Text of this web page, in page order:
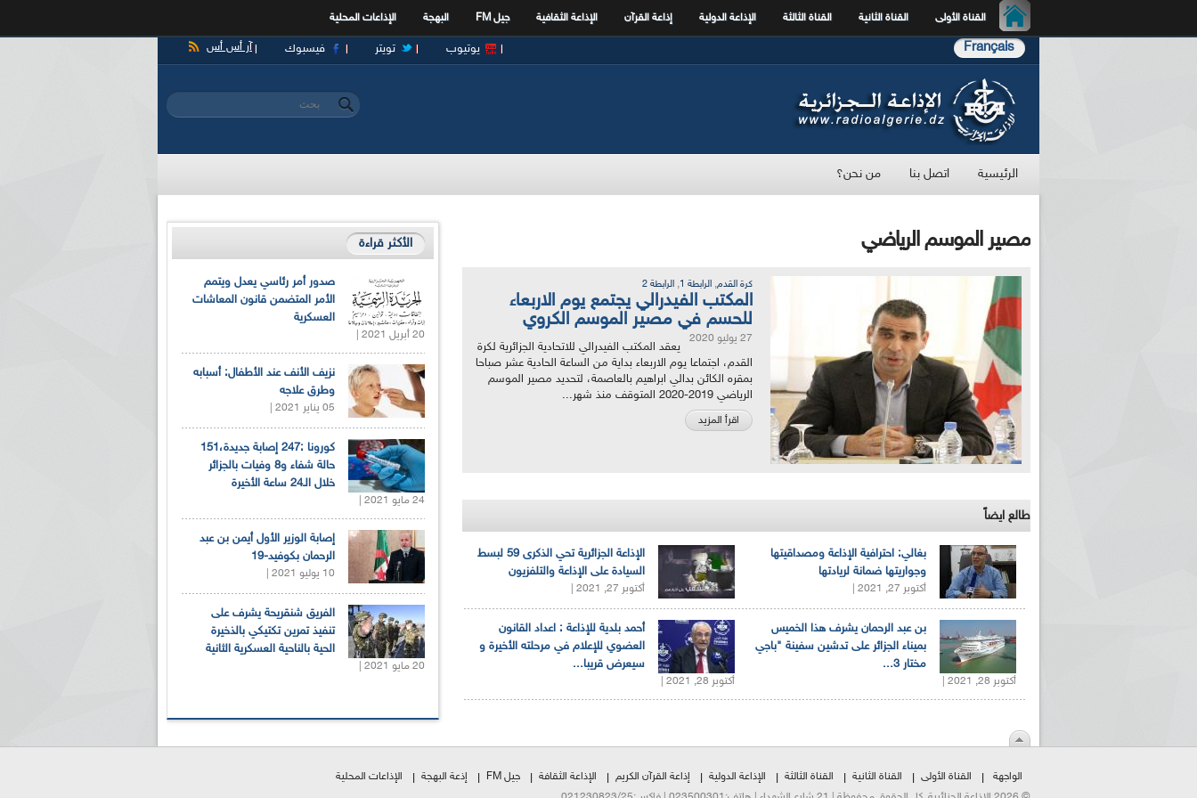
القناة الأولى القناة الثانية القناة الثالثة الإذاعة الدولية إذاعة القرآن الإذاعة الثقافية جيل FM البهجة الإذاعات المحلية
Français آر أس أس فيسبوك تويتر يوتيوب
استمارة البحث
‏بحث ‏
الرئيسية اتصل بنا من نحن؟
مصير الموسم الرياضي
كرة القدم, الرابطة 1 , الرابطة 2
المكتب الفيدرالي يجتمع يوم الاربعاء
للحسم في مصير الموسم الكروي
27 يوليو 2020
يعقد المكتب الفيدرالي للاتحادية الجزائرية لكرة
القدم، اجتماعا يوم الاربعاء بداية من الساعة الحادية عشر صباحا
بمقره الكائن بدالي ابراهيم بالعاصمة، لتحديد مصير الموسم
الرياضي 2019-2020 المتوقف منذ شهر...
اقرأ المزيد
طالع ايضاً
الإذاعة الجزائرية تحي الذكرى 59 لبسط
السيادة على الإذاعة والتلفزيون
أكتوبر 27, 2021 |
بغالي: احترافية الإذاعة ومصداقيتها
وجواريتها ضمانة لريادتها
أكتوبر 27, 2021 |
أحمد بلدية للإذاعة : اعداد القانون
العضوي للإعلام في مرحلته الأخيرة و
سيعرض قريبا...
أكتوبر 28, 2021 |
بن عبد الرحمان يشرف هذا الخميس
بميناء الجزائر على تدشين سفينة "باجي
مختار 3...
أكتوبر 28, 2021 |
الأكثر قراءة
صدور أمر رئاسي يعدل ويتمم
الأمر المتضمن قانون المعاشات
العسكرية
20 أبريل 2021 |
نزيف الأنف عند الأطفال: أسبابه
وطرق علاجه
05 يناير 2021 |
كورونا :247 إصابة جديدة،151
حالة شفاء و8 وفيات بالجزائر
خلال الـ24 ساعة الأخيرة
24 مايو 2021 |
إصابة الوزير الأول أيمن بن عبد
الرحمان بكوفيد-19
10 يوليو 2021 |
الفريق شنقريحة يشرف على
تنفيذ تمرين تكتيكي بالذخيرة
الحية بالناحية العسكرية الثانية
20 مايو 2021 |
الواجهة القناة الأولى القناة الثانية القناة الثالثة الإذاعة الدولية إذاعة القرآن الكريم الإذاعة الثقافة جيل FM إذعة البهجة
الإذاعات المحلية